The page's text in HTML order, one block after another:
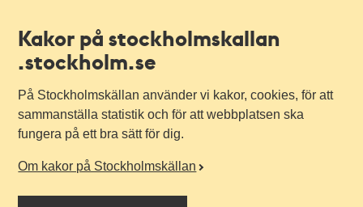
Kakor på stockholmskallan
.stockholm.se
På Stockholmskällan använder vi kakor, cookies, för att
sammanställa statistik och för att webbplatsen ska
fungera på ett bra sätt för dig.
Om kakor på Stockholmskällan